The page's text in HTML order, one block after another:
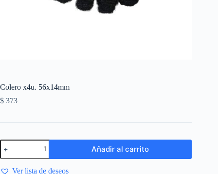
Colero x4u. 56x14mm
$ 373
Añadir al carrito
Ver lista de deseos